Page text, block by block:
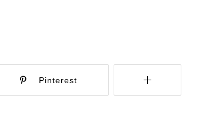
Pinterest